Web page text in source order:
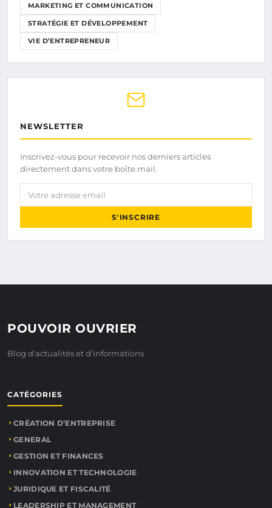
MARKETING ET COMMUNICATION
STRATÉGIE ET DÉVELOPPEMENT
VIE D’ENTREPRENEUR
NEWSLETTER
Inscrivez-vous pour recevoir nos derniers articles
directement dans votre boîte mail.
Votre adresse email
S'INSCRIRE
POUVOIR OUVRIER
Blog d'actualités et d'informations
CATÉGORIES
CRÉATION D’ENTREPRISE
GENERAL
GESTION ET FINANCES
INNOVATION ET TECHNOLOGIE
JURIDIQUE ET FISCALITÉ
LEADERSHIP ET MANAGEMENT